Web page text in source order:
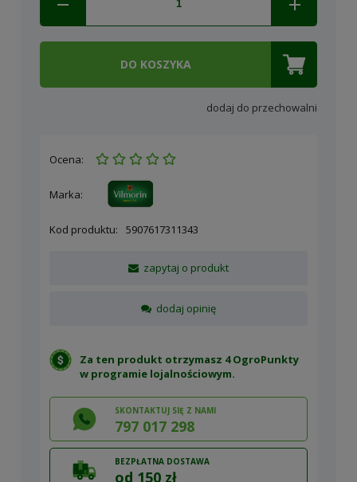
DO KOSZYKA
dodaj do przechowalni
Ocena:
Marka:
Kod produktu: 5907617311343
zapytaj o produkt
dodaj opinię
Za ten produkt otrzymasz 4 OgroPunkty
w programie lojalnościowym.
SKONTAKTUJ SIĘ Z NAMI
797 017 298
BEZPŁATNA DOSTAWA
od 150 zł